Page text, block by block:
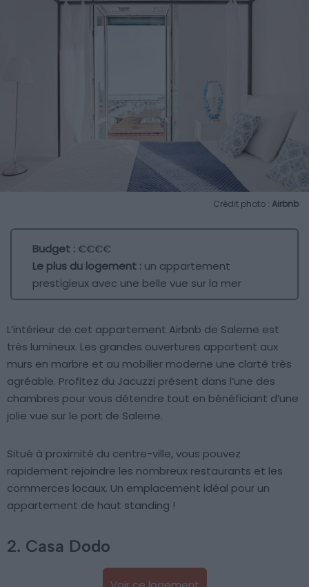
Crédit photo : Airbnb
Budget :€€€€
Le plus du logement : un appartement
prestigieux avec une belle vue sur la mer
L’intérieur de cet appartement Airbnb de Salerne est
très lumineux. Les grandes ouvertures apportent aux
murs en marbre et au mobilier moderne une clarté très
agréable. Profitez du Jacuzzi présent dans l’une des
chambres pour vous détendre tout en bénéficiant d’une
jolie vue sur le port de Salerne.
Situé à proximité du centre-ville, vous pouvez
rapidement rejoindre les nombreux restaurants et les
commerces locaux. Un emplacement idéal pour un
appartement de haut standing !
2. Casa Dodo